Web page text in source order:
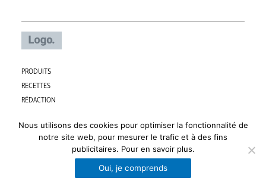
PRODUITS
RECETTES
RÉDACTION
PARTNERS
Politique de protection vie privée
Nous utilisons des cookies pour optimiser la fonctionnalité de
notre site web, pour mesurer le trafic et à des fins
publicitaires. Pour en savoir plus.
Oui, je comprends